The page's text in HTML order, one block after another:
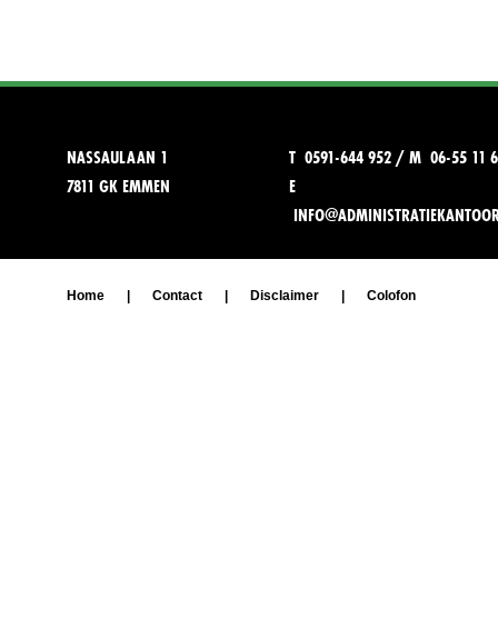
NASSAULAAN 1
7811 GK EMMEN
T 0591-644 952 / M 06-55 11
E
Home Contact Disclaimer Colofon